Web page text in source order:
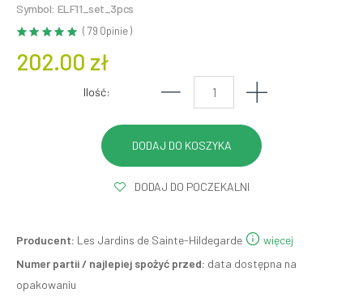
Symbol: ELF11_set_3pcs
( 79 Opinie )
202.00 zł
Ilość:
DODAJ DO POCZEKALNI
Producent: Les Jardins de Sainte-Hildegarde
więcej
Numer partii / najlepiej spożyć przed: data dostępna na
opakowaniu